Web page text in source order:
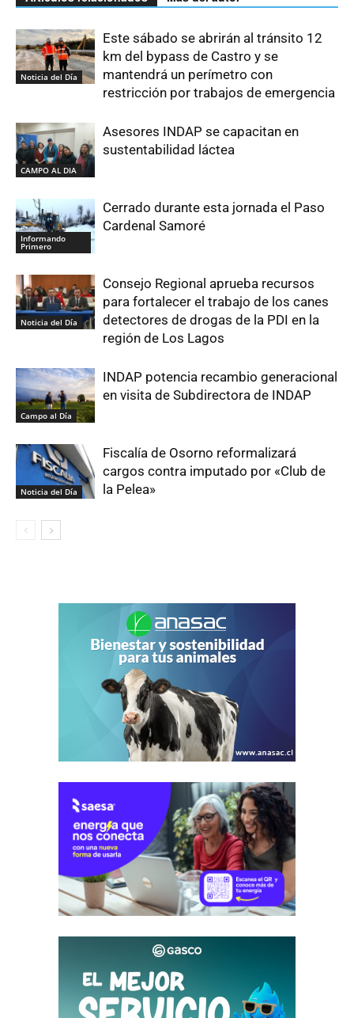
Noticia del Día
Este sábado se abrirán al tránsito 12
km del bypass de Castro y se
mantendrá un perímetro con
restricción por trabajos de emergencia
CAMPO AL DIA
Asesores INDAP se capacitan en
sustentabilidad láctea
Informando
Primero
Cerrado durante esta jornada el Paso
Cardenal Samoré
Noticia del Día
Consejo Regional aprueba recursos
para fortalecer el trabajo de los canes
detectores de drogas de la PDI en la
región de Los Lagos
Campo al Día
INDAP potencia recambio generacional
en visita de Subdirectora de INDAP
Noticia del Día
Fiscalía de Osorno reformalizará
cargos contra imputado por «Club de
la Pelea»